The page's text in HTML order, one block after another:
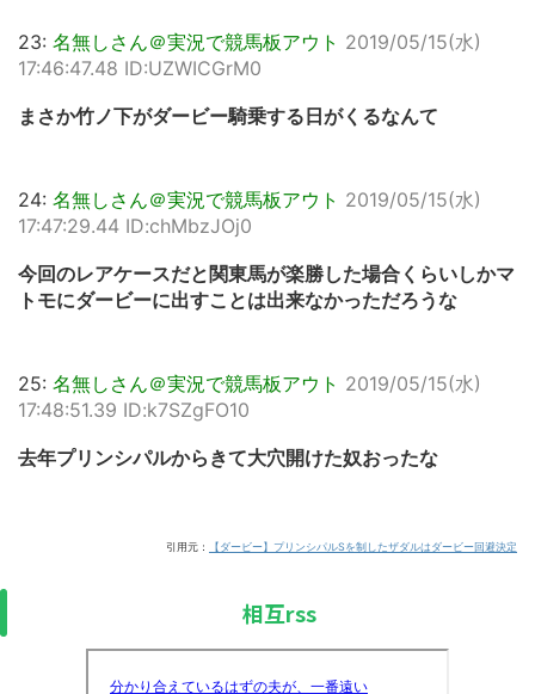
23: 名無しさん＠実況で競馬板アウト 2019/05/15(水)
17:46:47.48 ID:UZWICGrM0
まさか竹ノ下がダービー騎乗する日がくるなんて
24: 名無しさん＠実況で競馬板アウト 2019/05/15(水)
17:47:29.44 ID:chMbzJOj0
今回のレアケースだと関東馬が楽勝した場合くらいしかマ
トモにダービーに出すことは出来なかっただろうな
25: 名無しさん＠実況で競馬板アウト 2019/05/15(水)
17:48:51.39 ID:k7SZgFO10
去年プリンシパルからきて大穴開けた奴おったな
引用元： 【ダービー】プリンシパルSを制したザダルはダービー回避決定
相互rss